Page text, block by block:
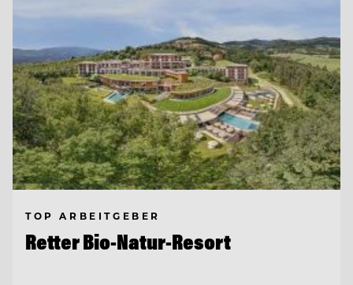
TOP ARBEITGEBER
Retter Bio-Natur-Resort